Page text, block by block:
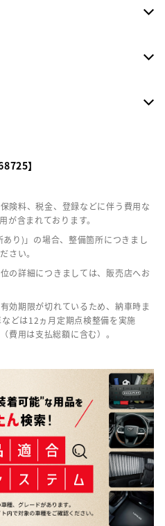
】
険料、税金、登録などに伴う費用な
が含まれております。
り)」の場合、整備箇所につきまし
さい。
の詳細につきましては、販売店へお
効期限が切れているため、納車時ま
どは12ヵ月定期点検整備を実施
費用は支払総額に含む）。